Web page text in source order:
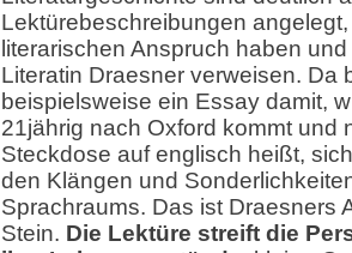
Lektürebeschreibungen
literarischen Anspruch haben
Literatin Draesner verweisen. Da
beispielsweise ein Essay damit,
21jährig nach Oxford kommt und
Steckdose auf englisch heißt,
den Klängen und
Sprachraums. Das ist Draesners
Stein. Die Lektüre streift die